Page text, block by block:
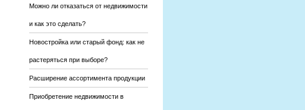
Можно ли отказаться от недвижимости
и как это сделать?
Новостройка или старый фонд: как не
растеряться при выборе?
Расширение ассортимента продукции
Приобретение недвижимости в